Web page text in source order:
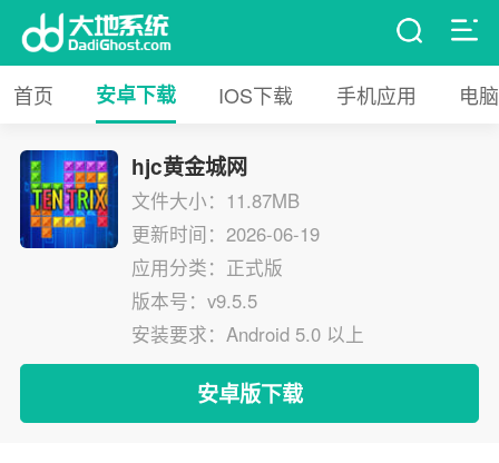
首页 安卓下载 IOS下载 手机应用 电
hjc黄金城网
文件大小：11.87MB
更新时间：2026-06-19
应用分类：正式版
版本号：v9.5.5
安装要求：Android 5.0 以上
安卓版下载